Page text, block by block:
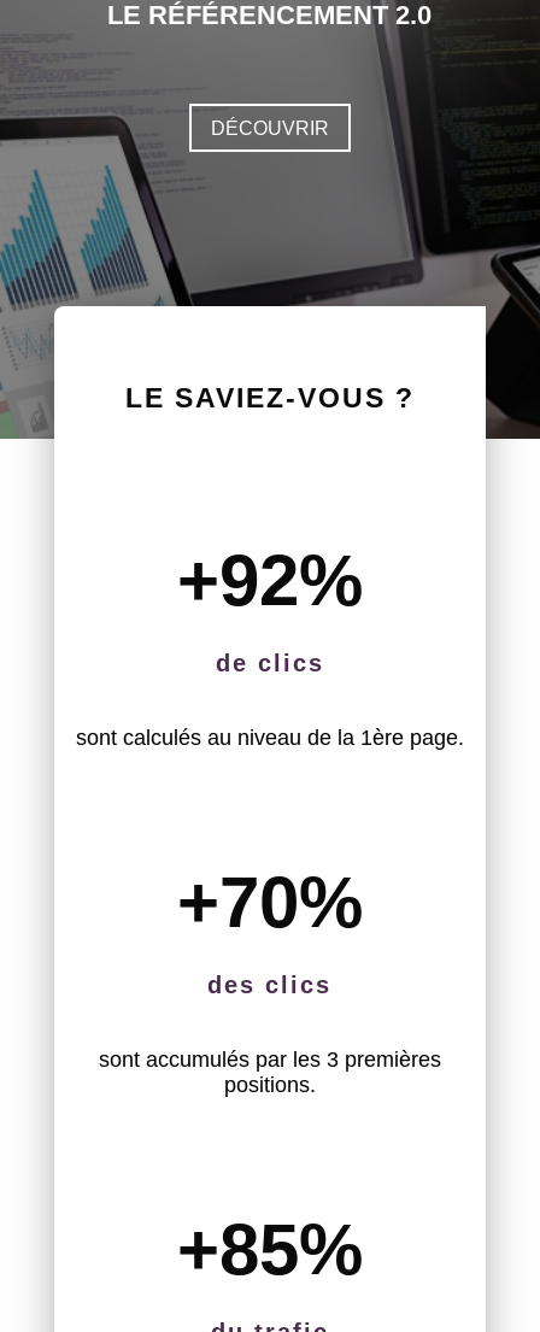
LE RÉFÉRENCEMENT 2.0
DÉCOUVRIR
LE SAVIEZ-VOUS ?
+92%
de clics
sont calculés au niveau de la 1ère page.
+70%
des clics
sont accumulés par les 3 premières
positions.
+85%